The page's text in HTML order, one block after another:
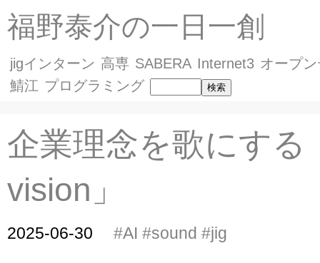
福野泰介の一日一創
jigインターン 高専 SABERA Internet3 オープ
鯖江 プログラミング
企業理念を歌にする
vision」
2025-06-30 #AI #sound #jig